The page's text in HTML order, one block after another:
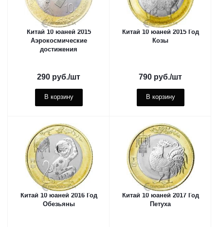
Китай 10 юаней 2015
Аэрокосмические
достижения
290 руб./шт
В корзину
Китай 10 юаней 2015 Год
Козы
790 руб./шт
В корзину
Китай 10 юаней 2016 Год
Обезьяны
Китай 10 юаней 2017 Год
Петуха